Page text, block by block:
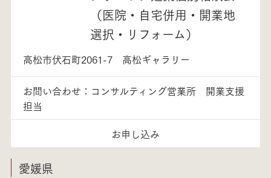
（医院・自宅併用・開業地
選択・リフォーム）
高松市伏石町2061-7 高松ギャラリー
お問い合わせ：コンサルティング営業所 開業支援
担当
お申し込み
愛媛県